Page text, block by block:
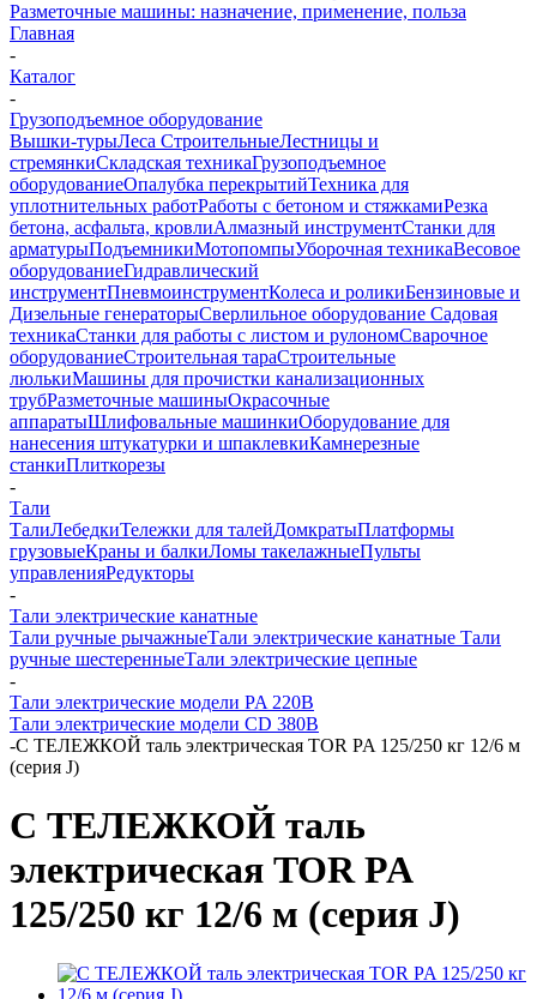
Разметочные машины: назначение, применение, польза
Главная
-
Каталог
-
Грузоподъемное оборудование
Вышки-турыЛеса СтроительныеЛестницы и
стремянкиСкладская техникаГрузоподъемное
оборудованиеОпалубка перекрытийТехника для
уплотнительных работРаботы с бетоном и стяжкамиРезка
бетона, асфальта, кровлиАлмазный инструментСтанки для
арматурыПодъемникиМотопомпыУборочная техникаВесовое
оборудованиеГидравлический
инструментПневмоинструментКолеса и роликиБензиновые и
Дизельные генераторыСверлильное оборудование Садовая
техникаСтанки для работы с листом и рулономСварочное
оборудованиеСтроительная тараСтроительные
люлькиМашины для прочистки канализационных
трубРазметочные машиныОкрасочные
аппаратыШлифовальные машинкиОборудование для
нанесения штукатурки и шпаклевкиКамнерезные
станкиПлиткорезы
-
Тали
ТалиЛебедкиТележки для талейДомкратыПлатформы
грузовыеКраны и балкиЛомы такелажныеПульты
управленияРедукторы
-
Тали электрические канатные
Тали ручные рычажныеТали электрические канатные Тали
ручные шестеренныеТали электрические цепные
-
Тали электрические модели PA 220В
Тали электрические модели CD 380В
-С ТЕЛЕЖКОЙ таль электрическая TOR PA 125/250 кг 12/6 м
(серия J)
С ТЕЛЕЖКОЙ таль
электрическая TOR PA
125/250 кг 12/6 м (серия J)